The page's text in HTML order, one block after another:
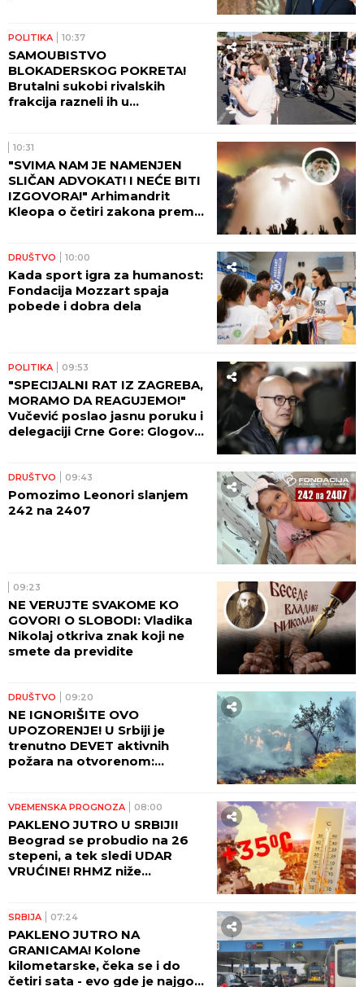
POLITIKA 10:37
SAMOUBISTVO
BLOKADERSKOG POKRETA!
Brutalni sukobi rivalskih
frakcija razneli ih u
10:31
"SVIMA NAM JE NAMENJEN
SLIČAN ADVOKAT! I NEĆE BITI
IZGOVORA!" Arhimandrit
Kleopa o četiri zakona prema
DRUŠTVO 10:00
Kada sport igra za humanost:
Fondacija Mozzart spaja
pobede i dobra dela
POLITIKA 09:53
"SPECIJALNI RAT IZ ZAGREBA,
MORAMO DA REAGUJEMO!"
Vučević poslao jasnu poruku i
delegaciji Crne Gore: Glogov
DRUŠTVO 09:43
Pomozimo Leonori slanjem
242 na 2407
09:23
NE VERUJTE SVAKOME KO
GOVORI O SLOBODI: Vladika
Nikolaj otkriva znak koji ne
smete da previdite
DRUŠTVO 09:20
NE IGNORIŠITE OVO
UPOZORENJE! U Srbiji je
trenutno DEVET aktivnih
požara na otvorenom:
VREMENSKA PROGNOZA 08:00
PAKLENO JUTRO U SRBIJI!
Beograd se probudio na 26
stepeni, a tek sledi UDAR
VRUĆINE! RHMZ niže
SRBIJA 07:24
PAKLENO JUTRO NA
GRANICAMA! Kolone
kilometarske, čeka se i do
četiri sata - evo gde je najgora